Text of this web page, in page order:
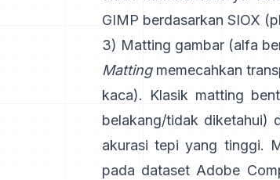
GIMP berdasarkan SIOX (
3) Matting gambar (alfa
Mattingmemecahkan
kaca). Klasik matting
belakang/tidak diketahui)
akurasi tepi yang tinggi.
pada dataset Adobe